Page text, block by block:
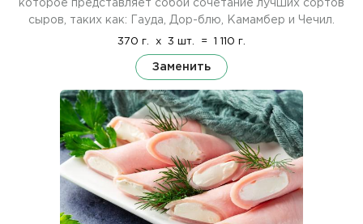
которое представляет собой сочетание лучших сортов
сыров, таких как: Гауда, Дор-блю, Камамбер и Чечил.
370 г. x 3 шт. = 1 110 г.
Заменить